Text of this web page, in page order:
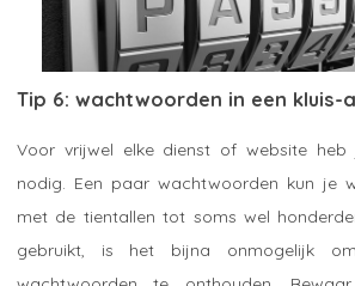
Tip 6: wachtwoorden in een kluis-
Voor vrijwel elke dienst of website
nodig. Een paar wachtwoorden kun je
met de tientallen tot soms wel
gebruikt, is het bijna onmogelijk